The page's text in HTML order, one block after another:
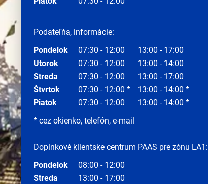
Podateľňa, informácie:
Pondelok
07:30 - 12:00
13:00 - 17:00
Utorok
07:30 - 12:00
13:00 - 14:00
Streda
07:30 - 12:00
13:00 - 17:00
Štvrtok
07:30 - 12:00 *
13:00 - 14:00 *
Piatok
07:30 - 12:00
13:00 - 14:00 *
* cez okienko, telefón, e-mail
Doplnkové klientske centrum PAAS pre zónu LA1:
Pondelok
08:00 - 12:00
Streda
13:00 - 17:00